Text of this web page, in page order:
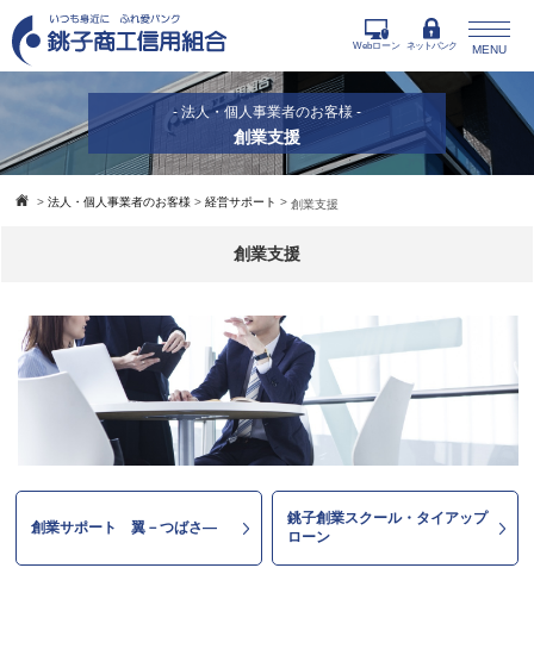
MENU
Webローン ネットバンク
- 法人・個人事業者のお客様 -
創業支援
>法人・個人事業者のお客様 >経営サポート >創業支援
創業支援
創業サポート 翼－つばさ―
銚子創業スクール・タイアップ
ローン